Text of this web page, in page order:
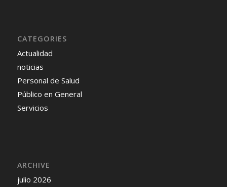
CATEGORIES
Actualidad
noticias
Personal de Salud
Público en General
Servicios
ARCHIVE
julio 2026